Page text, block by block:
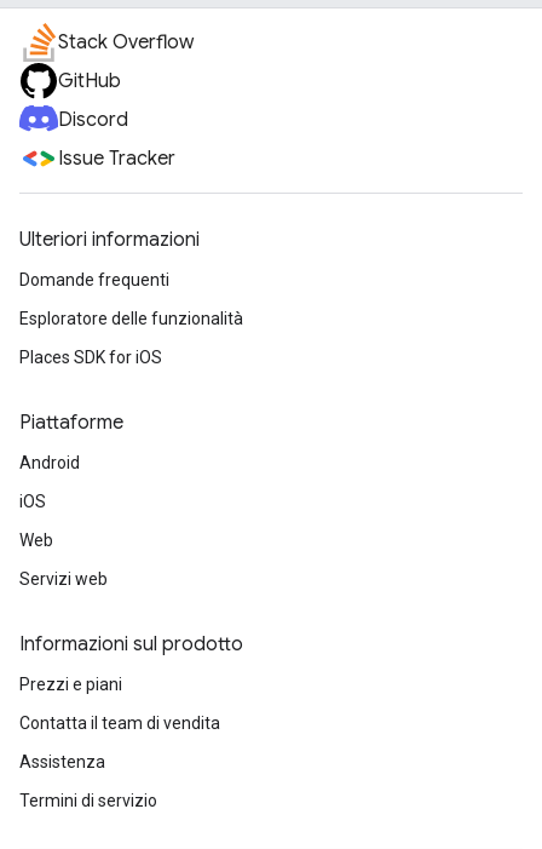
Stack Overflow
GitHub
Discord
Issue Tracker
Ulteriori informazioni
Domande frequenti
Esploratore delle funzionalità
Places SDK for iOS
Piattaforme
Android
iOS
Web
Servizi web
Informazioni sul prodotto
Prezzi e piani
Contatta il team di vendita
Assistenza
Termini di servizio